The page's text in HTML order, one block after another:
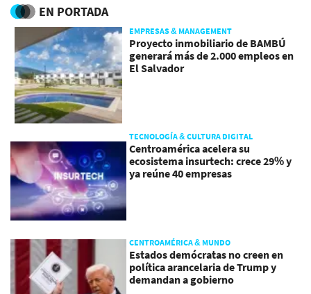
EN PORTADA
EMPRESAS & MANAGEMENT
Proyecto inmobiliario de BAMBÚ
generará más de 2.000 empleos en
El Salvador
TECNOLOGÍA & CULTURA DIGITAL
Centroamérica acelera su
ecosistema insurtech: crece 29% y
ya reúne 40 empresas
CENTROAMÉRICA & MUNDO
Estados demócratas no creen en
política arancelaria de Trump y
demandan a gobierno